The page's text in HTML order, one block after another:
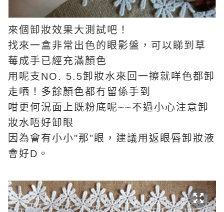
來個卸妝效果大測試吧！
找來一盒非常出色的眼影盤，可以睇到草
莓成手已經充滿顏色
用呢支NO. 5.5卸妝水來回一擦就咩色都卸
走哂！多餘顏色都冇留係手到
咁更何況面上既粉底呢~~不過小心注意卸
妝水唔好卸眼
因為會有小小"那"眼，建議用返眼唇卸妝液
會好D。